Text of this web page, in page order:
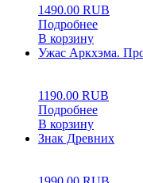
1490.00 RUB
Подробнее
В корзину
Ужас Аркхэма.
1190.00 RUB
Подробнее
В корзину
Знак Древних